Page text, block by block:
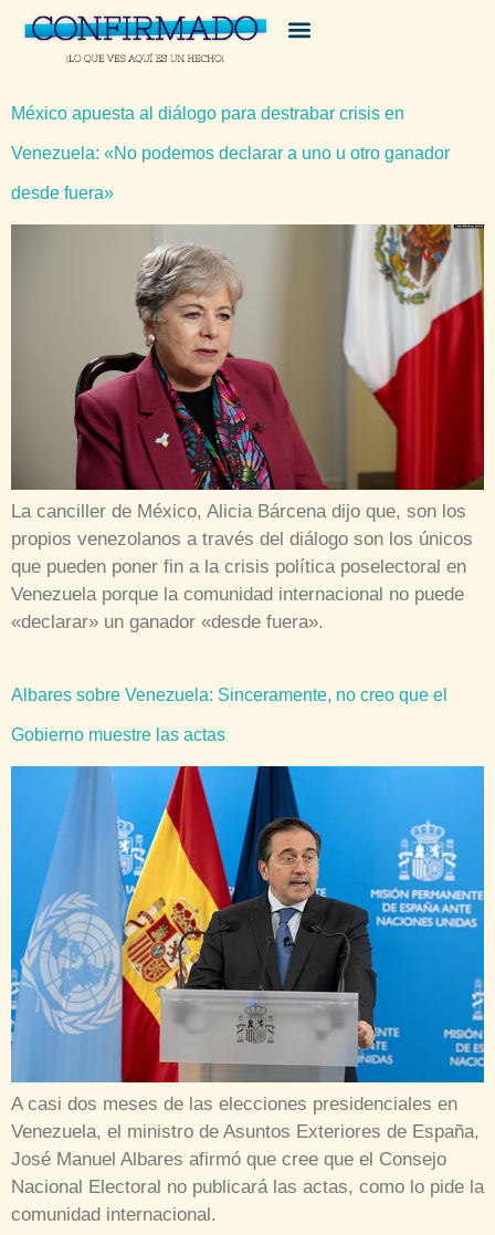
México apuesta al diálogo para destrabar crisis en
Venezuela: «No podemos declarar a uno u otro ganador
desde fuera»
La canciller de México, Alicia Bárcena dijo que, son los
propios venezolanos a través del diálogo son los únicos
que pueden poner fin a la crisis política poselectoral en
Venezuela porque la comunidad internacional no puede
«declarar» un ganador «desde fuera».
Albares sobre Venezuela: Sinceramente, no creo que el
Gobierno muestre las actas
A casi dos meses de las elecciones presidenciales en
Venezuela, el ministro de Asuntos Exteriores de España,
José Manuel Albares afirmó que cree que el Consejo
Nacional Electoral no publicará las actas, como lo pide la
comunidad internacional.